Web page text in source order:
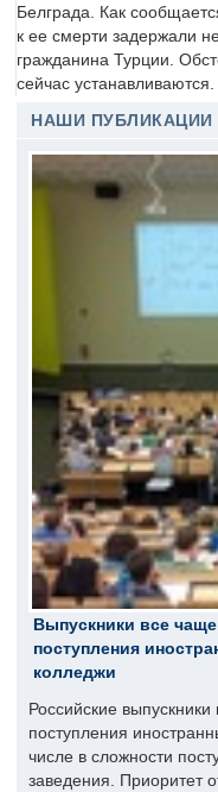
Белграда. Как
к ее смерти задержали
гражданина Турции.
сейчас устанавливаются.
НАШИ ПУБЛИКАЦИИ
Выпускники все
поступления
колледжи
Российские
поступления
числе в сложности
заведения. Приоритет